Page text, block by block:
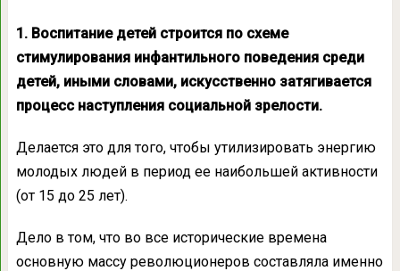
1. Воспитание детей строится по схеме
стимулирования инфантильного поведения среди
детей, иными словами, искусственно затягивается
процесс наступления социальной зрелости.
Делается это для того, чтобы утилизировать энергию
молодых людей в период ее наибольшей активности
(от 15 до 25 лет).
Дело в том, что во все исторические времена
основную массу революционеров составляла именно